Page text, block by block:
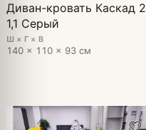
Диван-кровать Каскад 2
1,1 Серый
Ш × Г × В
140 × 110 × 93 см